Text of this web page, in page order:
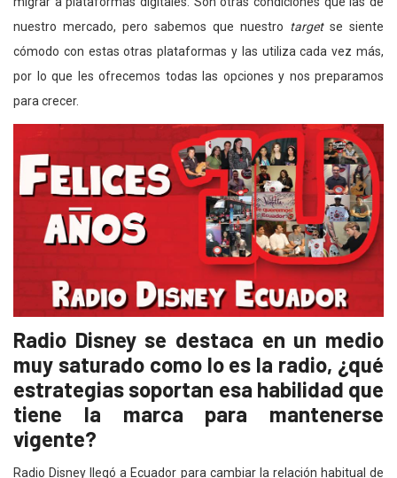
nuestro mercado, pero sabemos que nuestro targetse siente
cómodo con estas otras plataformas y las utiliza cada vez más,
por lo que les ofrecemos todas las opciones y nos preparamos
para crecer.
Radio Disney se destaca en un medio
muy saturado como lo es la radio, ¿qué
estrategias soportan esa habilidad que
tiene la marca para mantenerse
vigente?
Radio Disney llegó a Ecuador para cambiar la relación habitual de